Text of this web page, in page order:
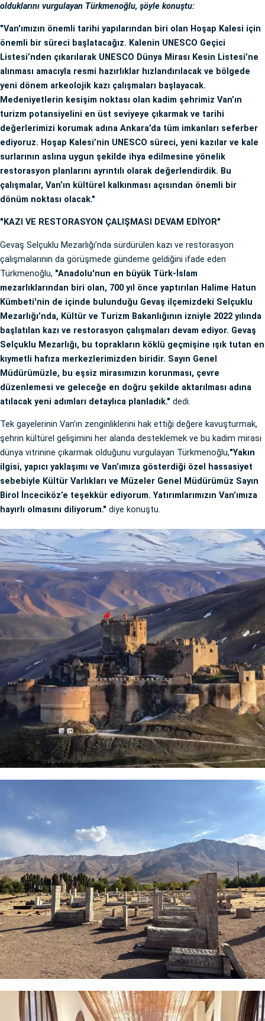
olduklarını vurgulayan Türkmenoğlu, şöyle konuştu:
"Van'ımızın önemli tarihi yapılarından biri olan Hoşap Kalesi için
önemli bir süreci başlatacağız. Kalenin UNESCO Geçici
Listesi’nden çıkarılarak UNESCO Dünya Mirası Kesin Listesi’ne
alınması amacıyla resmi hazırlıklar hızlandırılacak ve bölgede
yeni dönem arkeolojik kazı çalışmaları başlayacak.
Medeniyetlerin kesişim noktası olan kadim şehrimiz Van’ın
turizm potansiyelini en üst seviyeye çıkarmak ve tarihi
değerlerimizi korumak adına Ankara’da tüm imkanları seferber
ediyoruz. Hoşap Kalesi’nin UNESCO süreci, yeni kazılar ve kale
surlarının aslına uygun şekilde ihya edilmesine yönelik
restorasyon planlarını ayrıntılı olarak değerlendirdik. Bu
çalışmalar, Van’ın kültürel kalkınması açısından önemli bir
dönüm noktası olacak."
"KAZI VE RESTORASYON ÇALIŞMASI DEVAM EDİYOR"
Gevaş Selçuklu Mezarlığı’nda sürdürülen kazı ve restorasyon
çalışmalarının da görüşmede gündeme geldiğini ifade eden
Türkmenoğlu, "Anadolu'nun en büyük Türk-İslam
mezarlıklarından biri olan, 700 yıl önce yaptırılan Halime Hatun
Kümbeti'nin de içinde bulunduğu Gevaş ilçemizdeki Selçuklu
Mezarlığı’nda, Kültür ve Turizm Bakanlığının izniyle 2022 yılında
başlatılan kazı ve restorasyon çalışmaları devam ediyor. Gevaş
Selçuklu Mezarlığı, bu toprakların köklü geçmişine ışık tutan en
kıymetli hafıza merkezlerimizden biridir. Sayın Genel
Müdürümüzle, bu eşsiz mirasımızın korunması, çevre
düzenlemesi ve geleceğe en doğru şekilde aktarılması adına
atılacak yeni adımları detaylıca planladık." dedi.
Tek gayelerinin Van’ın zenginliklerini hak ettiği değere kavuşturmak,
şehrin kültürel gelişimini her alanda desteklemek ve bu kadim mirası
dünya vitrinine çıkarmak olduğunu vurgulayan Türkmenoğlu,"Yakın
ilgisi, yapıcı yaklaşımı ve Van’ımıza gösterdiği özel hassasiyet
sebebiyle Kültür Varlıkları ve Müzeler Genel Müdürümüz Sayın
Birol İnceciköz’e teşekkür ediyorum. Yatırımlarımızın Van’ımıza
hayırlı olmasını diliyorum." diye konuştu.